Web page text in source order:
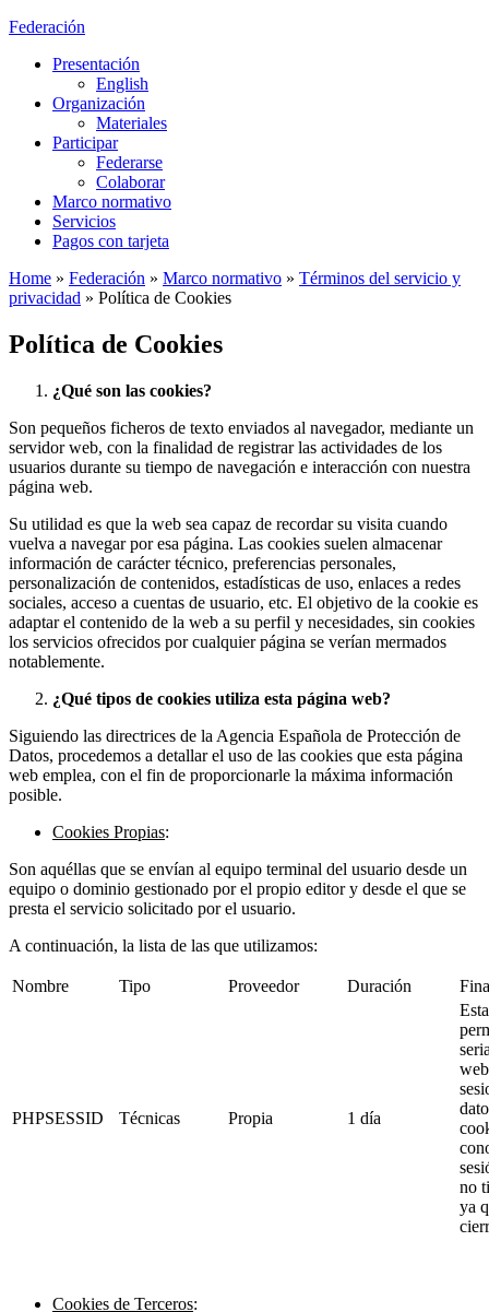
Federación
Presentación
English
Organización
Materiales
Participar
Federarse
Colaborar
Marco normativo
Servicios
Pagos con tarjeta
Home » Federación » Marco normativo » Términos del servicio y
privacidad » Política de Cookies
Política de Cookies
¿Qué son las cookies?
Son pequeños ficheros de texto enviados al navegador, mediante un
servidor web, con la finalidad de registrar las actividades de los
usuarios durante su tiempo de navegación e interacción con nuestra
página web.
Su utilidad es que la web sea capaz de recordar su visita cuando
vuelva a navegar por esa página. Las cookies suelen almacenar
información de carácter técnico, preferencias personales,
personalización de contenidos, estadísticas de uso, enlaces a redes
sociales, acceso a cuentas de usuario, etc. El objetivo de la cookie es
adaptar el contenido de la web a su perfil y necesidades, sin cookies
los servicios ofrecidos por cualquier página se verían mermados
notablemente.
¿Qué tipos de cookies utiliza esta página web?
Siguiendo las directrices de la Agencia Española de Protección de
Datos, procedemos a detallar el uso de las cookies que esta página
web emplea, con el fin de proporcionarle la máxima información
posible.
Cookies Propias:
Son aquéllas que se envían al equipo terminal del usuario desde un
equipo o dominio gestionado por el propio editor y desde el que se
presta el servicio solicitado por el usuario.
A continuación, la lista de las que utilizamos:
Nombre Tipo Proveedor Duración
PHPSESSID Técnicas Propia 1 día
no
ya
Cookies de Terceros: